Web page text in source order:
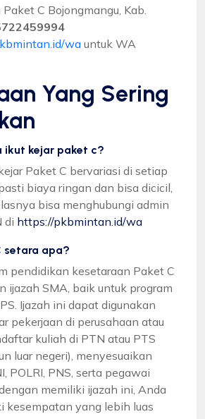
C Bojongmangu, Kab.
wa untuk WA
Yang Sering
ikut kejar paket c?
Paket C bervariasi di setiap
biaya ringan dan bisa dicicil,
bisa menghubungi admin
di https://pkbmintan.id/wa
setara apa?
pendidikan kesetaraan Paket C
ijazah SMA, baik untuk program
Ijazah ini dapat digunakan
pekerjaan di perusahaan atau
kuliah di PTN atau PTS
luar negeri), menyesuaikan
POLRI, PNS, serta pegawai
memiliki ijazah ini, Anda
kesempatan yang lebih luas